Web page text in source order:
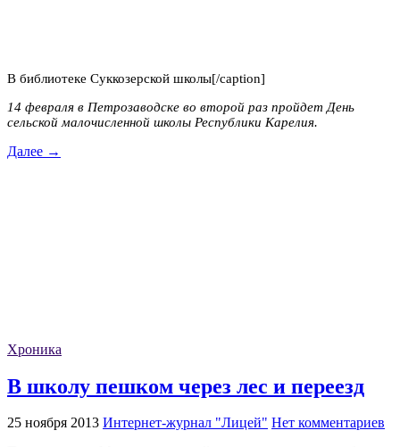
В библиотеке Суккозерской школы[/caption]
14 февраля в Петрозаводске во второй раз пройдет День
сельской малочисленной школы Республики Карелия.
Далее →
Хроника
В школу пешком через лес и переезд
25 ноября 2013 Интернет-журнал "Лицей" Нет комментариев